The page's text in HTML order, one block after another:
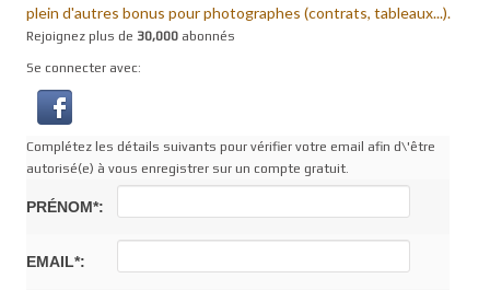
plein d'autres bonus pour photographes (contrats, tableaux...).
Rejoignez plus de 30,000 abonnés
Se connecter avec:
Complétez les détails suivants pour vérifier votre email afin d\'être
autorisé(e) à vous enregistrer sur un compte gratuit.
PRÉNOM*:
EMAIL*: